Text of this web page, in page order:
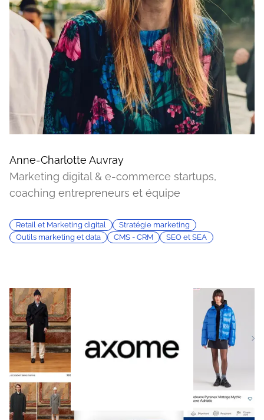
Anne-Charlotte Auvray
Marketing digital & e-commerce startups,
coaching entrepreneurs et équipe
Retail et Marketing digital
Stratégie marketing
Outils marketing et data
CMS - CRM SEO et SEA